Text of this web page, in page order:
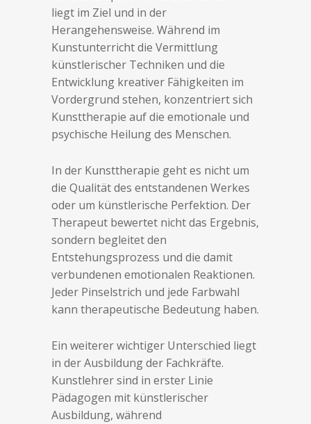
liegt im Ziel und in der
Herangehensweise. Während im
Kunstunterricht die Vermittlung
künstlerischer Techniken und die
Entwicklung kreativer Fähigkeiten im
Vordergrund stehen, konzentriert sich
Kunsttherapie auf die emotionale und
psychische Heilung des Menschen.
In der Kunsttherapie geht es nicht um
die Qualität des entstandenen Werkes
oder um künstlerische Perfektion. Der
Therapeut bewertet nicht das Ergebnis,
sondern begleitet den
Entstehungsprozess und die damit
verbundenen emotionalen Reaktionen.
Jeder Pinselstrich und jede Farbwahl
kann therapeutische Bedeutung haben.
Ein weiterer wichtiger Unterschied liegt
in der Ausbildung der Fachkräfte.
Kunstlehrer sind in erster Linie
Pädagogen mit künstlerischer
Ausbildung, während